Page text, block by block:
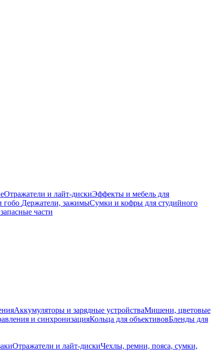
Отражатели и лайт-дискиЭффекты и мебель для
гобо Держатели, зажимыСумки и кофры для студийного
части
Аккумуляторы и зарядные устройстваМишени, цветовые
и синхронизацияКольца для объективовБленды для
Отражатели и лайт-дискиЧехлы, ремни, пояса, сумки,